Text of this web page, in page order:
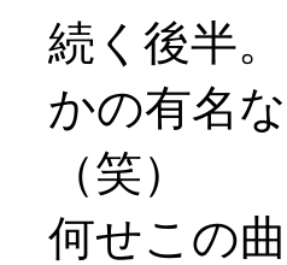
続く後半。
かの有名
（笑）
何せこの